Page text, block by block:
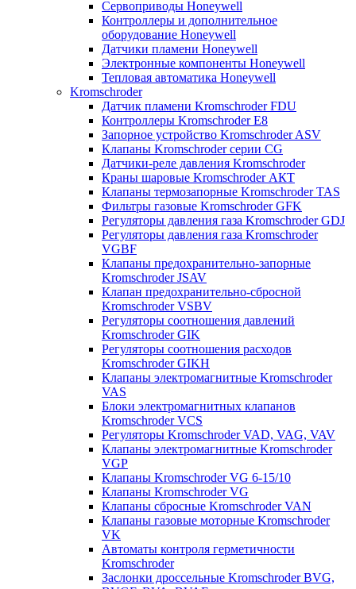
Сервоприводы Honeywell
Контроллеры и дополнительное
оборудование Honeywell
Датчики пламени Honeywell
Электронные компоненты Honeywell
Тепловая автоматика Honeywell
Kromschroder
Датчик пламени Kromschroder FDU
Контроллеры Kromschroder E8
Запорное устройство Kromschroder ASV
Клапаны Kromschroder серии CG
Датчики-реле давления Kromschroder
Краны шаровые Kromschroder АКТ
Клапаны термозапорные Kromschroder TAS
Фильтры газовые Kromschroder GFK
Регуляторы давления газа Kromschroder GDJ
Регуляторы давления газа Kromschroder
VGBF
Клапаны предохранительно-запорные
Kromschroder JSAV
Клапан предохранительно-сбросной
Kromschroder VSBV
Регуляторы соотношения давлений
Kromschroder GIK
Регуляторы соотношения расходов
Kromschroder GIKH
Клапаны электромагнитные Kromschroder
VAS
Блоки электромагнитных клапанов
Kromschroder VCS
Регуляторы Kromschroder VAD, VAG, VAV
Клапаны электромагнитные Kromschroder
VGP
Клапаны Kromschroder VG 6-15/10
Клапаны Kromschroder VG
Клапаны сбросные Kromschroder VAN
Клапаны газовые моторные Kromschroder
VK
Автоматы контроля герметичности
Kromschroder
Заслонки дроссельные Kromschroder BVG,